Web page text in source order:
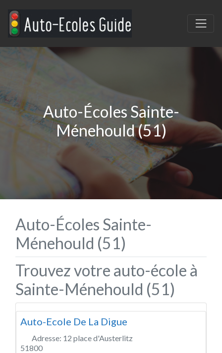
Auto-Écoles Sainte-
Ménehould (51)
Auto-Écoles Sainte-
Ménehould (51)
Trouvez votre auto-école à
Sainte-Ménehould (51)
Auto-Ecole De La Digue
Adresse: 12 place d'Austerlitz
51800